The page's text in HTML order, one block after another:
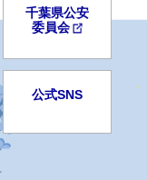
千葉県公安
委員会
公式SNS